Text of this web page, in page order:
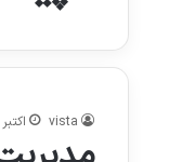
vista اکتبر 21, 2019